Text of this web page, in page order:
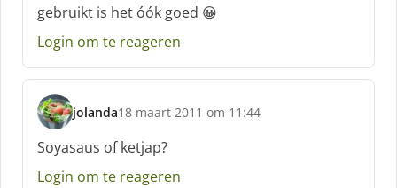
e
e
:
gebruikt is het óók goed 😀
Login om te reageren
jolanda
s
c
h
r
18 maart 2011 om 11:44
Soyasaus of ketjap?
Login om te reageren